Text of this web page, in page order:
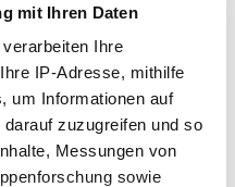
mit Ihren Daten
verarbeiten Ihre
IP-Adresse, mithilfe
um Informationen auf
zuzugreifen und so
Messungen von
sowie